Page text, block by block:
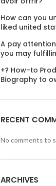
How can you
liked united
A pay
you may
+? How-to
Biography to
RECENT
No comments to
ARCHIVES